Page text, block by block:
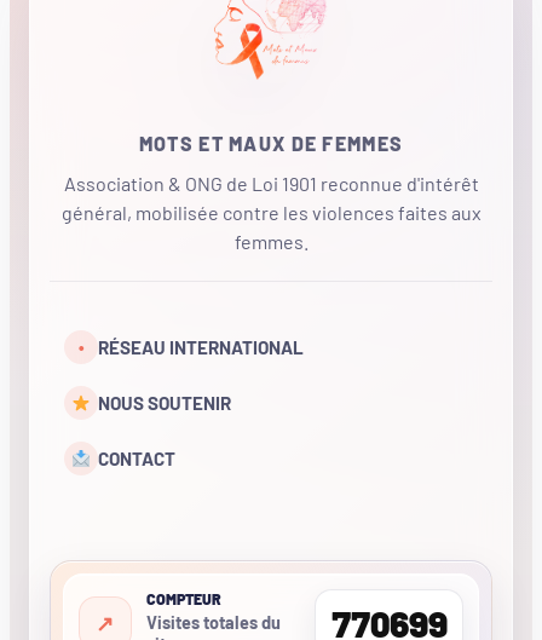
MOTS ET MAUX DE FEMMES
Association & ONG de Loi 1901 reconnue d'intérêt
général, mobilisée contre les violences faites aux
femmes.
• RÉSEAU INTERNATIONAL
NOUS SOUTENIR
CONTACT
COMPTEUR
Visites totales du
770699